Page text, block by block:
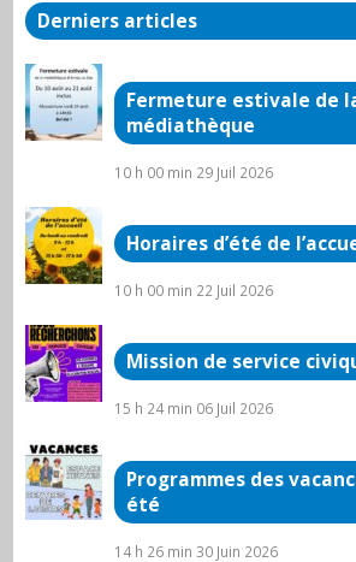
Derniers articles
Fermeture estivale de
médiathèque
10 h 00 min 29 Juil 2026
Horaires d’été de
10 h 00 min 22 Juil 2026
Mission de service
15 h 24 min 06 Juil 2026
Programmes des
été
14 h 26 min 30 Juin 2026